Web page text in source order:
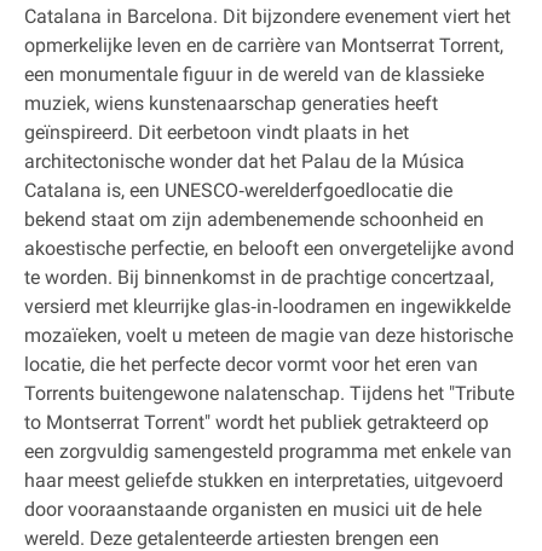
Catalana in Barcelona. Dit bijzondere evenement viert het
opmerkelijke leven en de carrière van Montserrat Torrent,
een monumentale figuur in de wereld van de klassieke
muziek, wiens kunstenaarschap generaties heeft
geïnspireerd. Dit eerbetoon vindt plaats in het
architectonische wonder dat het Palau de la Música
Catalana is, een UNESCO‐werelderfgoedlocatie die
bekend staat om zijn adembenemende schoonheid en
akoestische perfectie, en belooft een onvergetelijke avond
te worden. Bij binnenkomst in de prachtige concertzaal,
versierd met kleurrijke glas‐in‐loodramen en ingewikkelde
mozaïeken, voelt u meteen de magie van deze historische
locatie, die het perfecte decor vormt voor het eren van
Torrents buitengewone nalatenschap. Tijdens het "Tribute
to Montserrat Torrent" wordt het publiek getrakteerd op
een zorgvuldig samengesteld programma met enkele van
haar meest geliefde stukken en interpretaties, uitgevoerd
door vooraanstaande organisten en musici uit de hele
wereld. Deze getalenteerde artiesten brengen een